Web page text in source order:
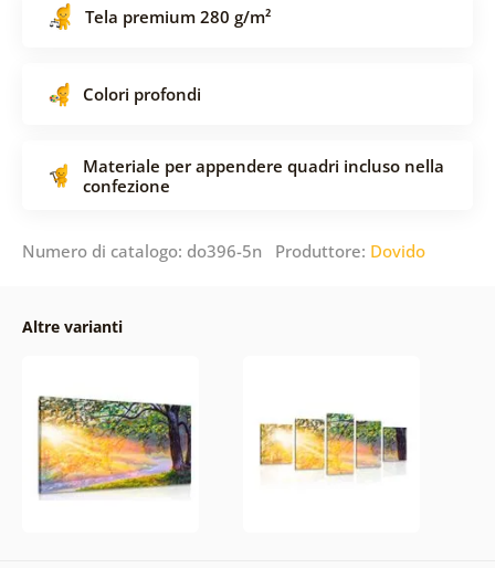
Tela premium 280 g/m²
Colori profondi
Materiale per appendere quadri incluso nella
confezione
Numero di catalogo: do396-5n Produttore: Dovido
Altre varianti